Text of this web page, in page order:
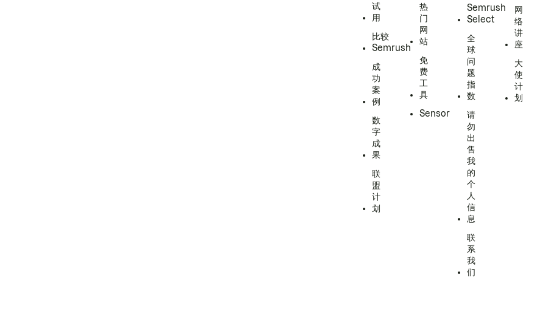
试
用
比较
Semrush
成
功
案
例
数
字
成
果
联
盟
计
划
热
门
网
站
免
费
工
具
Sensor
Semrush
Select
全
球
问
题
指
数
请
勿
出
售
我
的
个
人
信
息
联
系
我
们
网
络
讲
座
大
使
计
划